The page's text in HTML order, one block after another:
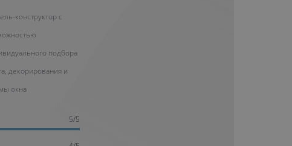
конструктор с
подбора
декорирования и
окна
5/5